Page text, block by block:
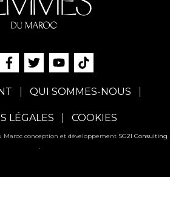
QUI SOMMES-NOUS
LÉGALES COOKIES
Maroc conception et développement SG2I Consulting